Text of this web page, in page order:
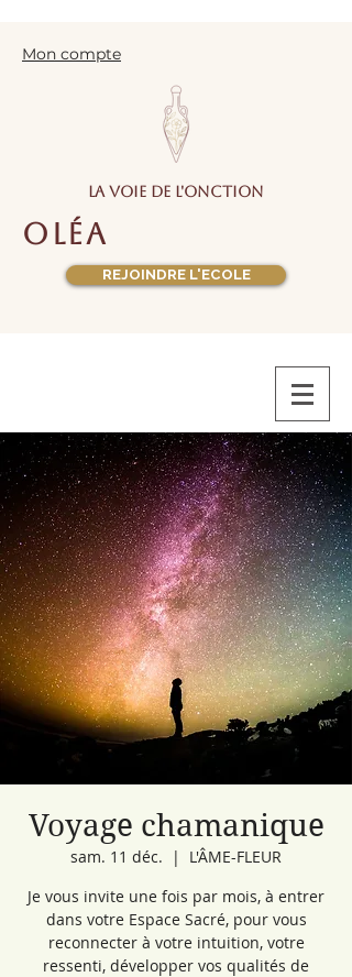
Mon compte
la voie de l'onction
oléa
REJOINDRE L'ECOLE
Voyage chamanique
sam. 11 déc.
  |
L'ÂME-FLEUR
Je vous invite une fois par mois, à entrer
dans votre Espace Sacré, pour vous
reconnecter à votre intuition, votre
ressenti, développer vos qualités de